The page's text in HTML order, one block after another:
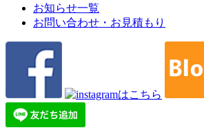
お知らせ一覧
お問い合わせ・お見積もり